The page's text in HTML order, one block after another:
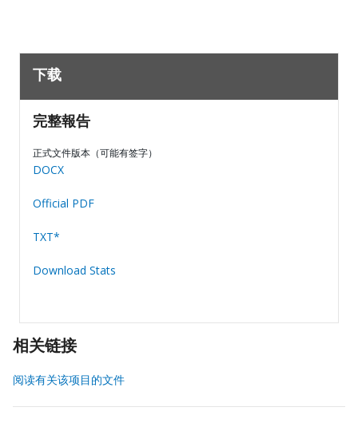
下载
完整報告
正式文件版本（可能有签字）
DOCX
Official PDF
TXT*
Download Stats
相关链接
阅读有关该项目的文件